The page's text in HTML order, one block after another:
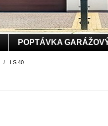
POPTÁVKA
/ LS 40